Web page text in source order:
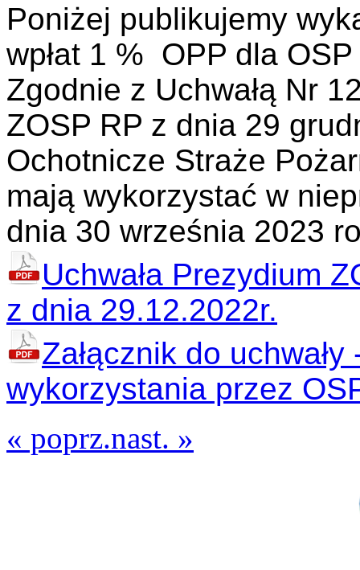
Poniżej publikujemy
wpłat 1 % OPP dla
Zgodnie z Uchwałą Nr
ZOSP RP z dnia 29
Ochotnicze Straże
mają wykorzystać w
dnia 30 września 2023
Uchwała Prezydium
z dnia 29.12.2022r.
Załącznik do
wykorzystania przez
« poprz.nast. »